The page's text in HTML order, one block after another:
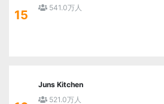
15
541.0万人
Juns Kitchen
521.0万人